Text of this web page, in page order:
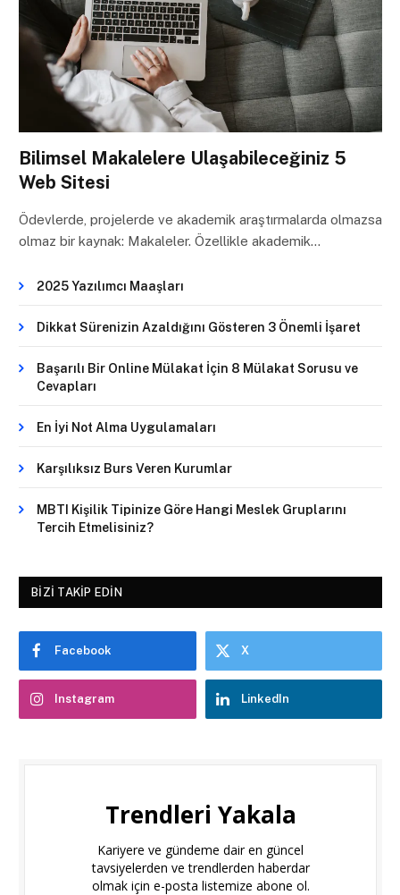
Bilimsel Makalelere Ulaşabileceğiniz 5
Web Sitesi
Ödevlerde, projelerde ve akademik araştırmalarda olmazsa
olmaz bir kaynak: Makaleler. Özellikle akademik…
2025 Yazılımcı Maaşları
Dikkat Sürenizin Azaldığını Gösteren 3 Önemli İşaret
Başarılı Bir Online Mülakat İçin 8 Mülakat Sorusu ve
Cevapları
En İyi Not Alma Uygulamaları
Karşılıksız Burs Veren Kurumlar
MBTI Kişilik Tipinize Göre Hangi Meslek Gruplarını
Tercih Etmelisiniz?
BIZI TAKIP EDIN
Facebook X
Instagram LinkedIn
Trendleri Yakala
Kariyere ve gündeme dair en güncel
tavsiyelerden ve trendlerden haberdar
olmak için e-posta listemize abone ol.